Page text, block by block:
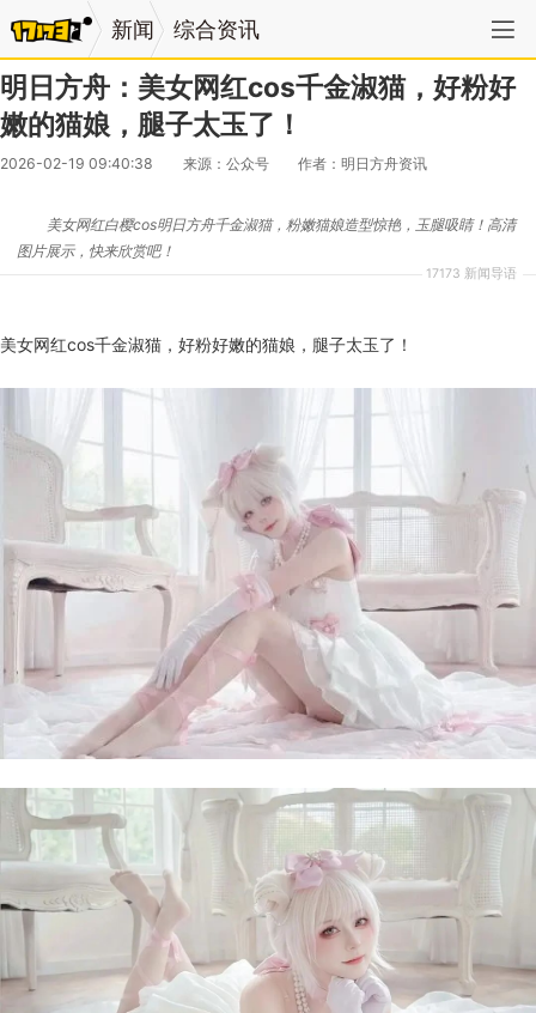
新闻 综合资讯
明日方舟：美女网红cos千金淑猫，好粉好
嫩的猫娘，腿子太玉了！
2026-02-19 09:40:38 来源：公众号 作者：明日方舟资讯
17173 新闻导语
美女网红白樱cos明日方舟千金淑猫，粉嫩猫娘造型惊艳，玉腿吸睛！高清
图片展示，快来欣赏吧！
美女网红cos千金淑猫，好粉好嫩的猫娘，腿子太玉了！